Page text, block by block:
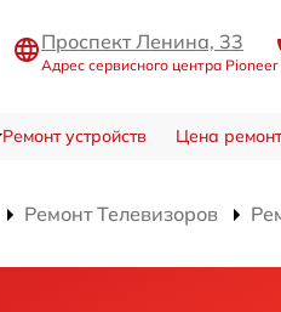
Проспект Ленина, 33
Адрес сервисного центра Pioneer
Ремонт устройств Цена
Ремонт Телевизоров